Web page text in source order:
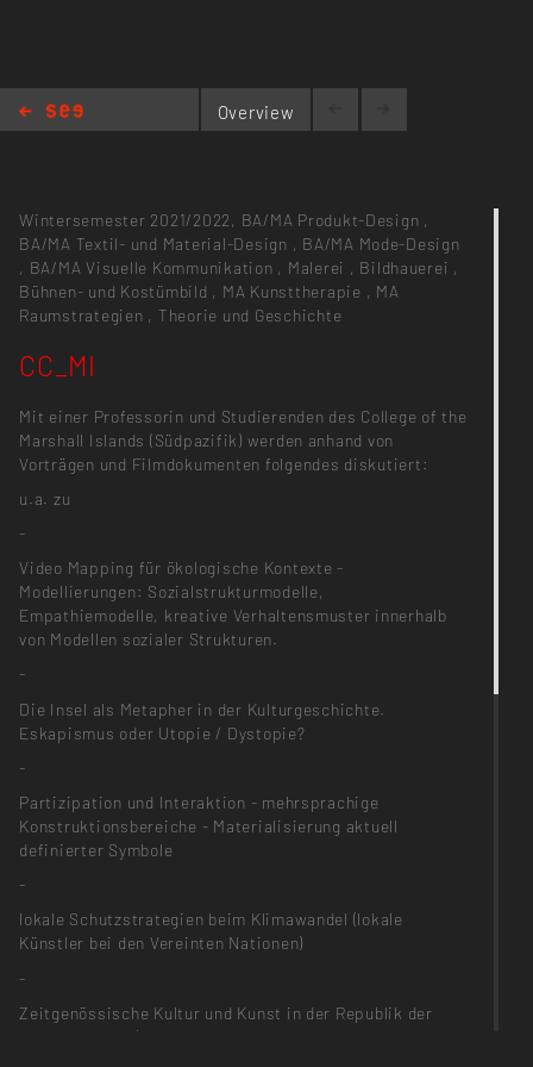
Overview
Wintersemester 2021/2022, BA/MA Produkt-Design ,
BA/MA Textil- und Material-Design , BA/MA Mode-Design
, BA/MA Visuelle Kommunikation , Malerei , Bildhauerei ,
Bühnen- und Kostümbild , MA Kunsttherapie , MA
Raumstrategien , Theorie und Geschichte
CC_MI
Mit einer Professorin und Studierenden des College of the
Marshall Islands (Südpazifik) werden anhand von
Vorträgen und Filmdokumenten folgendes diskutiert:
u.a. zu
-
Video Mapping für ökologische Kontexte -
Modellierungen: Sozialstrukturmodelle,
Empathiemodelle, kreative Verhaltensmuster innerhalb
von Modellen sozialer Strukturen.
-
Die Insel als Metapher in der Kulturgeschichte.
Eskapismus oder Utopie / Dystopie?
-
Partizipation und Interaktion - mehrsprachige
Konstruktionsbereiche - Materialisierung aktuell
definierter Symbole
-
lokale Schutzstrategien beim Klimawandel (lokale
Künstler bei den Vereinten Nationen)
-
Zeitgenössische Kultur und Kunst in der Republik der
Marshallinseln (Widerstand gegen den Klimawandel durch